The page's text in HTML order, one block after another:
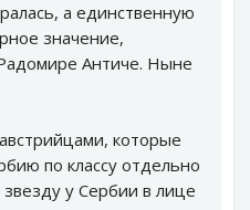
а единственную
значение,
Античе. Ныне
которые
по классу отдельно
у Сербии в лице